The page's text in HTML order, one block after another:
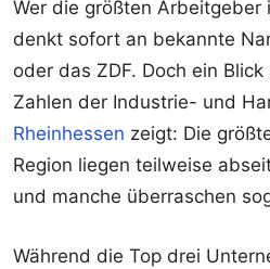
Wer die größten Arbeitgeber
denkt sofort an bekannte
oder das ZDF. Doch ein
Zahlen der Industrie- und
Rheinhessen zeigt: Die
Region liegen teilweise
und manche überraschen
Während die Top drei